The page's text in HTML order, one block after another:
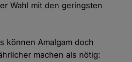
Wahl mit den geringsten
können Amalgam doch
machen als nötig: